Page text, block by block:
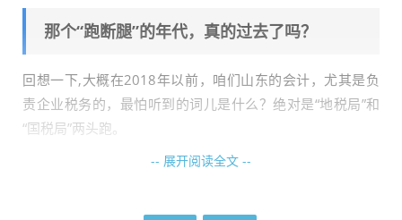
那个“跑断腿”的年代，真的过去了吗？
回想一下,大概在2018年以前，咱们山东的会计，尤其是负
责企业税务的，最怕听到的词儿是什么？绝对是“地税局”和
“国税局”两头跑。
那时候的“山东地税吧”里，每天最热的帖子就是：“济南地税
-- 展开阅读全文 --